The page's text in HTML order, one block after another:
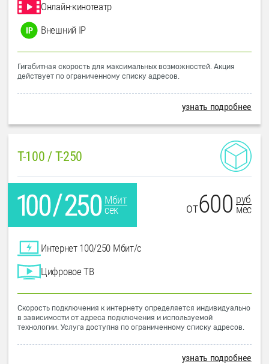
Онлайн-кинотеатр
Внешний IP
Гигабитная скорость для максимальных возможностей. Акция
действует по ограниченному списку адресов.
узнать подробнее
T-100 / T-250
Мбит
сек
от600 руб
мес
Интернет 100/250 Мбит/с
Цифровое ТВ
Скорость подключения к интернету определяется индивидуально
в зависимости от адреса подключения и используемой
технологии. Услуга доступна по ограниченному списку адресов.
узнать подробнее